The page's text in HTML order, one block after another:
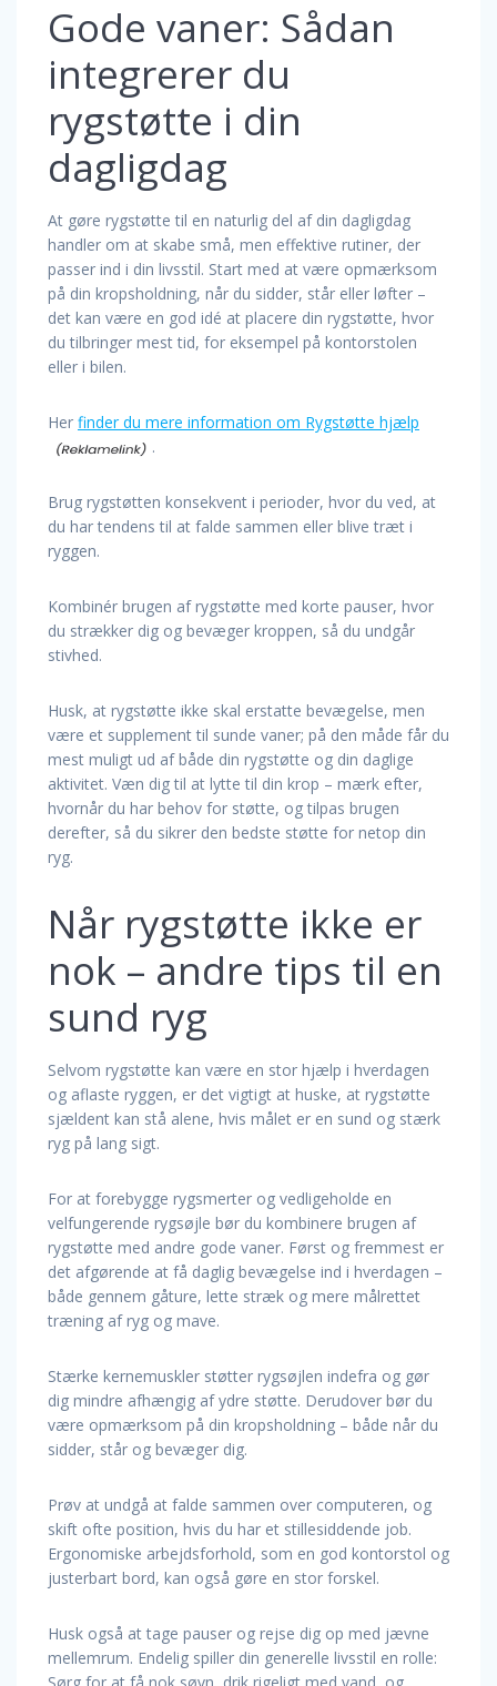
Gode vaner: Sådan
integrerer du
rygstøtte i din
dagligdag
At gøre rygstøtte til en naturlig del af din dagligdag
handler om at skabe små, men effektive rutiner, der
passer ind i din livsstil. Start med at være opmærksom
på din kropsholdning, når du sidder, står eller løfter –
det kan være en god idé at placere din rygstøtte, hvor
du tilbringer mest tid, for eksempel på kontorstolen
eller i bilen.
Her finder du mere information om Rygstøtte hjælp
.
Brug rygstøtten konsekvent i perioder, hvor du ved, at
du har tendens til at falde sammen eller blive træt i
ryggen.
Kombinér brugen af rygstøtte med korte pauser, hvor
du strækker dig og bevæger kroppen, så du undgår
stivhed.
Husk, at rygstøtte ikke skal erstatte bevægelse, men
være et supplement til sunde vaner; på den måde får du
mest muligt ud af både din rygstøtte og din daglige
aktivitet. Væn dig til at lytte til din krop – mærk efter,
hvornår du har behov for støtte, og tilpas brugen
derefter, så du sikrer den bedste støtte for netop din
ryg.
Når rygstøtte ikke er
nok – andre tips til en
sund ryg
Selvom rygstøtte kan være en stor hjælp i hverdagen
og aflaste ryggen, er det vigtigt at huske, at rygstøtte
sjældent kan stå alene, hvis målet er en sund og stærk
ryg på lang sigt.
For at forebygge rygsmerter og vedligeholde en
velfungerende rygsøjle bør du kombinere brugen af
rygstøtte med andre gode vaner. Først og fremmest er
det afgørende at få daglig bevægelse ind i hverdagen –
både gennem gåture, lette stræk og mere målrettet
træning af ryg og mave.
Stærke kernemuskler støtter rygsøjlen indefra og gør
dig mindre afhængig af ydre støtte. Derudover bør du
være opmærksom på din kropsholdning – både når du
sidder, står og bevæger dig.
Prøv at undgå at falde sammen over computeren, og
skift ofte position, hvis du har et stillesiddende job.
Ergonomiske arbejdsforhold, som en god kontorstol og
justerbart bord, kan også gøre en stor forskel.
Husk også at tage pauser og rejse dig op med jævne
mellemrum. Endelig spiller din generelle livsstil en rolle: